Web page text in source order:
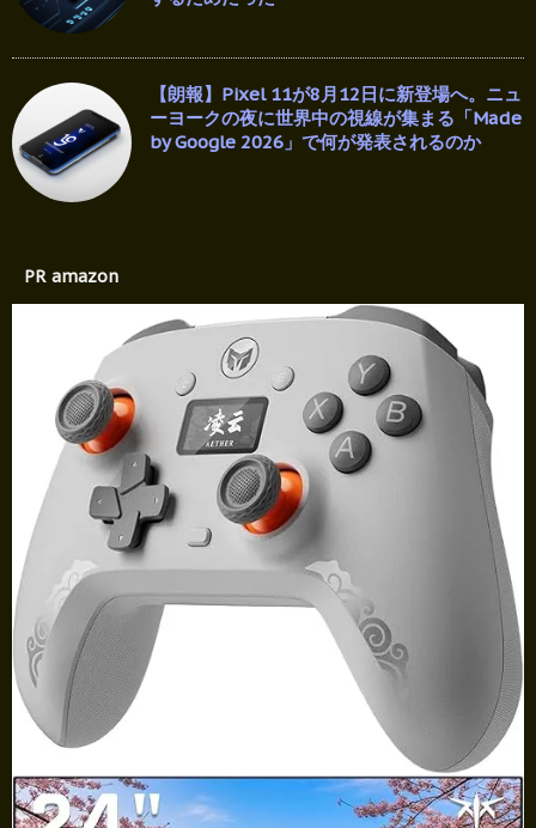
【朗報】Pixel 11が8月12日に新登場へ。ニュ
ーヨークの夜に世界中の視線が集まる「Made
by Google 2026」で何が発表されるのか
PR amazon